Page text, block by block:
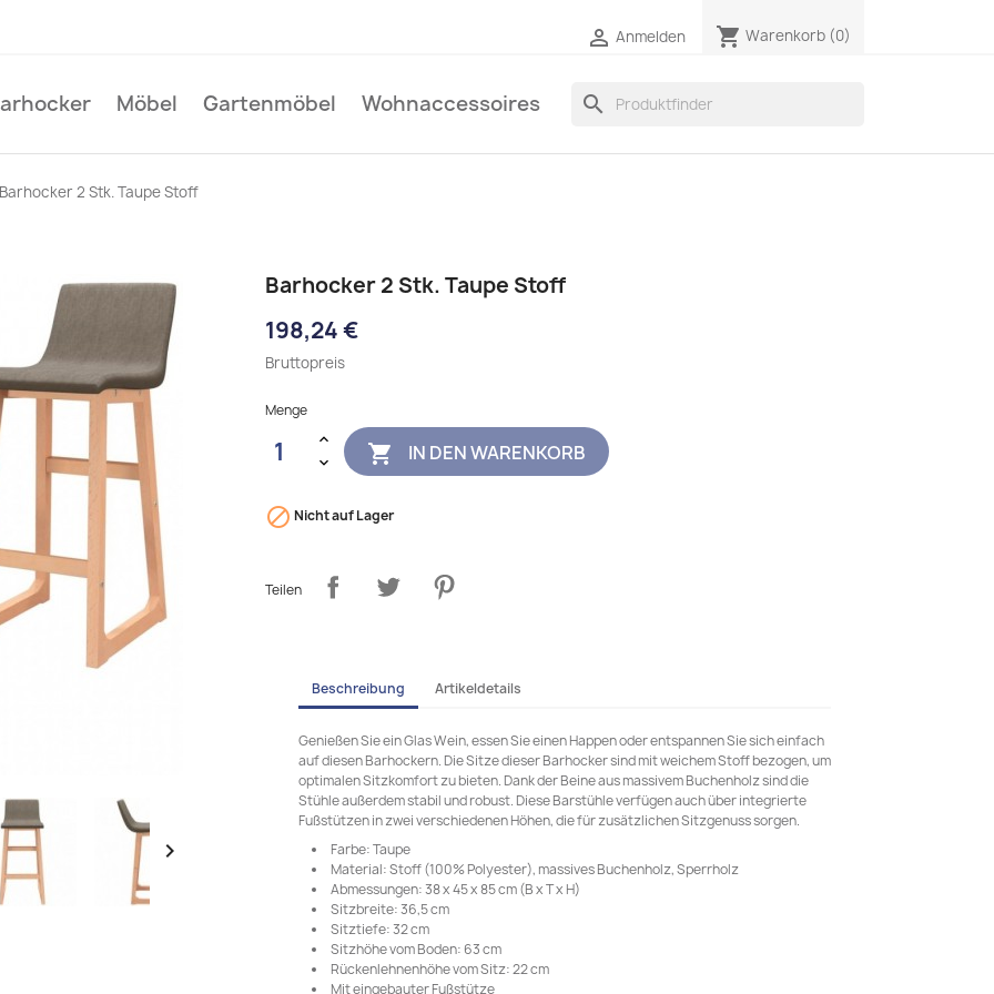
 Anmelden shopping_cart Warenkorb (0)
Möbel Gartenmöbel Wohnaccessoires search
Barhocker 2 Stk. Taupe Stoff

Barhocker 2 Stk. Taupe Stoff
198,24 €
Bruttopreis
Menge
 IN DEN WARENKORB
 Nicht auf Lager
Teilen
Beschreibung Artikeldetails
Genießen Sie ein Glas Wein, essen Sie einen Happen oder entspannen Sie sich einfach
auf diesen Barhockern. Die Sitze dieser Barhocker sind mit weichem Stoff bezogen, um
optimalen Sitzkomfort zu bieten. Dank der Beine aus massivem Buchenholz sind die
Stühle außerdem stabil und robust. Diese Barstühle verfügen auch über integrierte
Fußstützen in zwei verschiedenen Höhen, die für zusätzlichen Sitzgenuss sorgen.
Farbe: Taupe
Material: Stoff (100% Polyester), massives Buchenholz, Sperrholz
Abmessungen: 38 x 45 x 85 cm (B x T x H)
Sitzbreite: 36,5 cm
Sitztiefe: 32 cm
Sitzhöhe vom Boden: 63 cm
Rückenlehnenhöhe vom Sitz: 22 cm
Mit eingebauter Fußstütze